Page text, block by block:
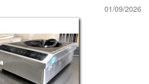
01/09/2026